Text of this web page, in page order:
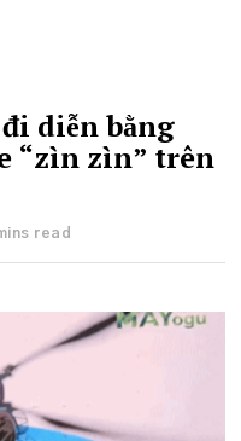
diễn bằng
“zìn zìn” trên
read